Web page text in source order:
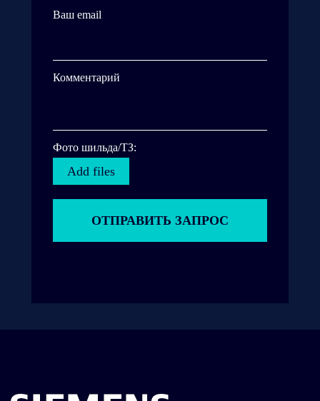
Ваш email
Комментарий
Фото шильда/ТЗ:
Add files
ОТПРАВИТЬ ЗАПРОС